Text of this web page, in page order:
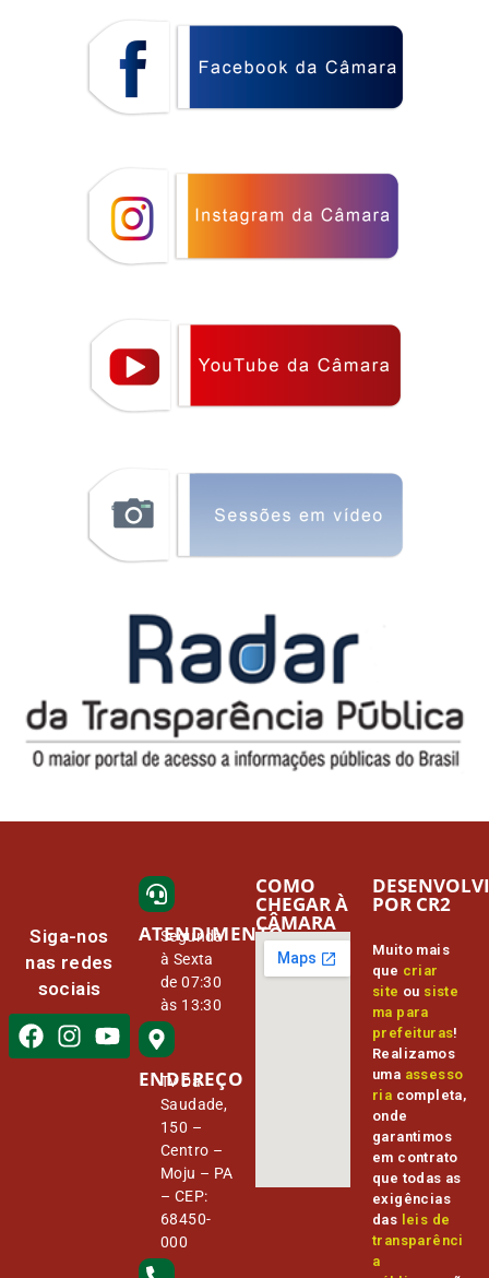
Siga-nos
nas redes
sociais
ATENDIMENTO
Segunda
à Sexta
de 07:30
às 13:30
ENDEREÇO
Tv Da
Saudade,
150 –
Centro –
Moju – PA
– CEP:
68450-
000
COMO
CHEGAR À
CÂMARA
Muito mais
que criar
site ou siste
ma para
prefeituras!
Realizamos
uma assesso
ria completa,
onde
garantimos
em contrato
que todas as
exigências
das leis de
transparênci
a
POR CR2